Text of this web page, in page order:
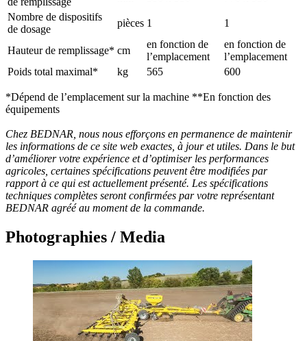
Nombre de dispositifs
de dosage
pièces 1 1
Hauteur de remplissage* cm
en fonction de
l’emplacement
en fonction de
l’emplacement
Poids total maximal*
kg 565 600
*Dépend de l’emplacement sur la machine **En fonction des
équipements
Chez BEDNAR, nous nous efforçons en permanence de maintenir
les informations de ce site web exactes, à jour et utiles. Dans le but
d’améliorer votre expérience et d’optimiser les performances
agricoles, certaines spécifications peuvent être modifiées par
rapport à ce qui est actuellement présenté. Les spécifications
techniques complètes seront confirmées par votre représentant
BEDNAR agréé au moment de la commande.
Photographies / Media